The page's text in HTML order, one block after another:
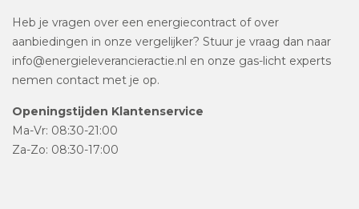
Heb je vragen over een energiecontract of over
aanbiedingen in onze vergelijker? Stuur je vraag dan naar
info@energieleverancieractie.nl en onze gas-licht experts
nemen contact met je op.
Openingstijden Klantenservice
Ma-Vr: 08:30-21:00
Za-Zo: 08:30-17:00